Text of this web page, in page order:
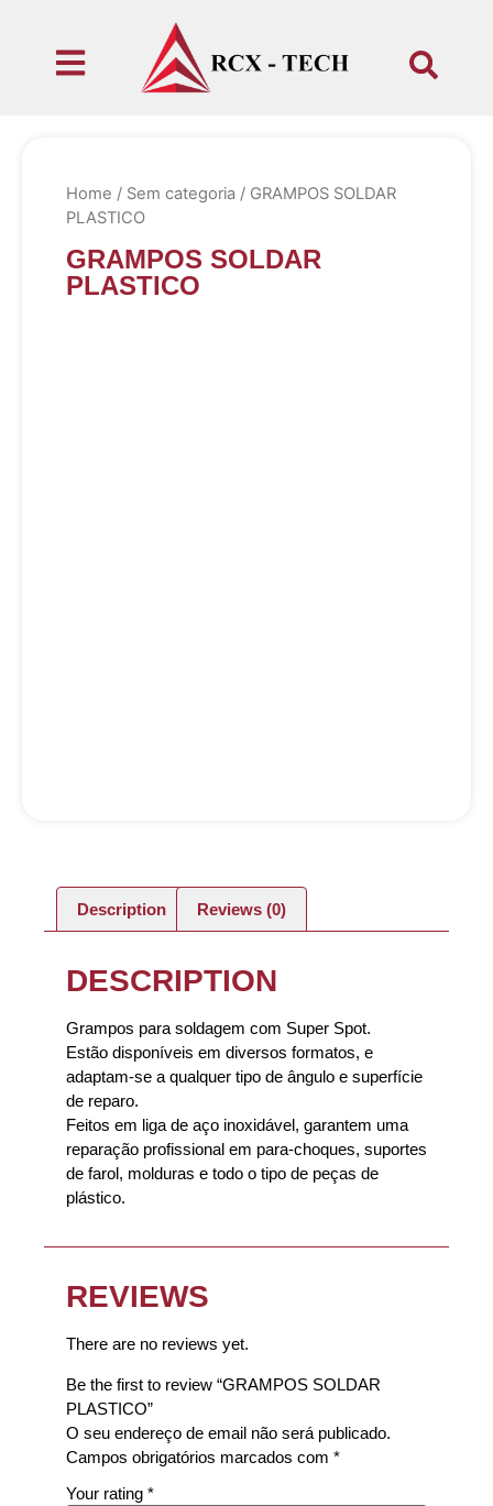
Home / Sem categoria / GRAMPOS SOLDAR
PLASTICO
GRAMPOS SOLDAR
PLASTICO
Description Reviews (0)
DESCRIPTION
Grampos para soldagem com Super Spot.
Estão disponíveis em diversos formatos, e
adaptam-se a qualquer tipo de ângulo e superfície
de reparo.
Feitos em liga de aço inoxidável, garantem uma
reparação profissional em para-choques, suportes
de farol, molduras e todo o tipo de peças de
plástico.
REVIEWS
There are no reviews yet.
Be the first to review “GRAMPOS SOLDAR
PLASTICO”
O seu endereço de email não será publicado.
Campos obrigatórios marcados com *
Your rating *